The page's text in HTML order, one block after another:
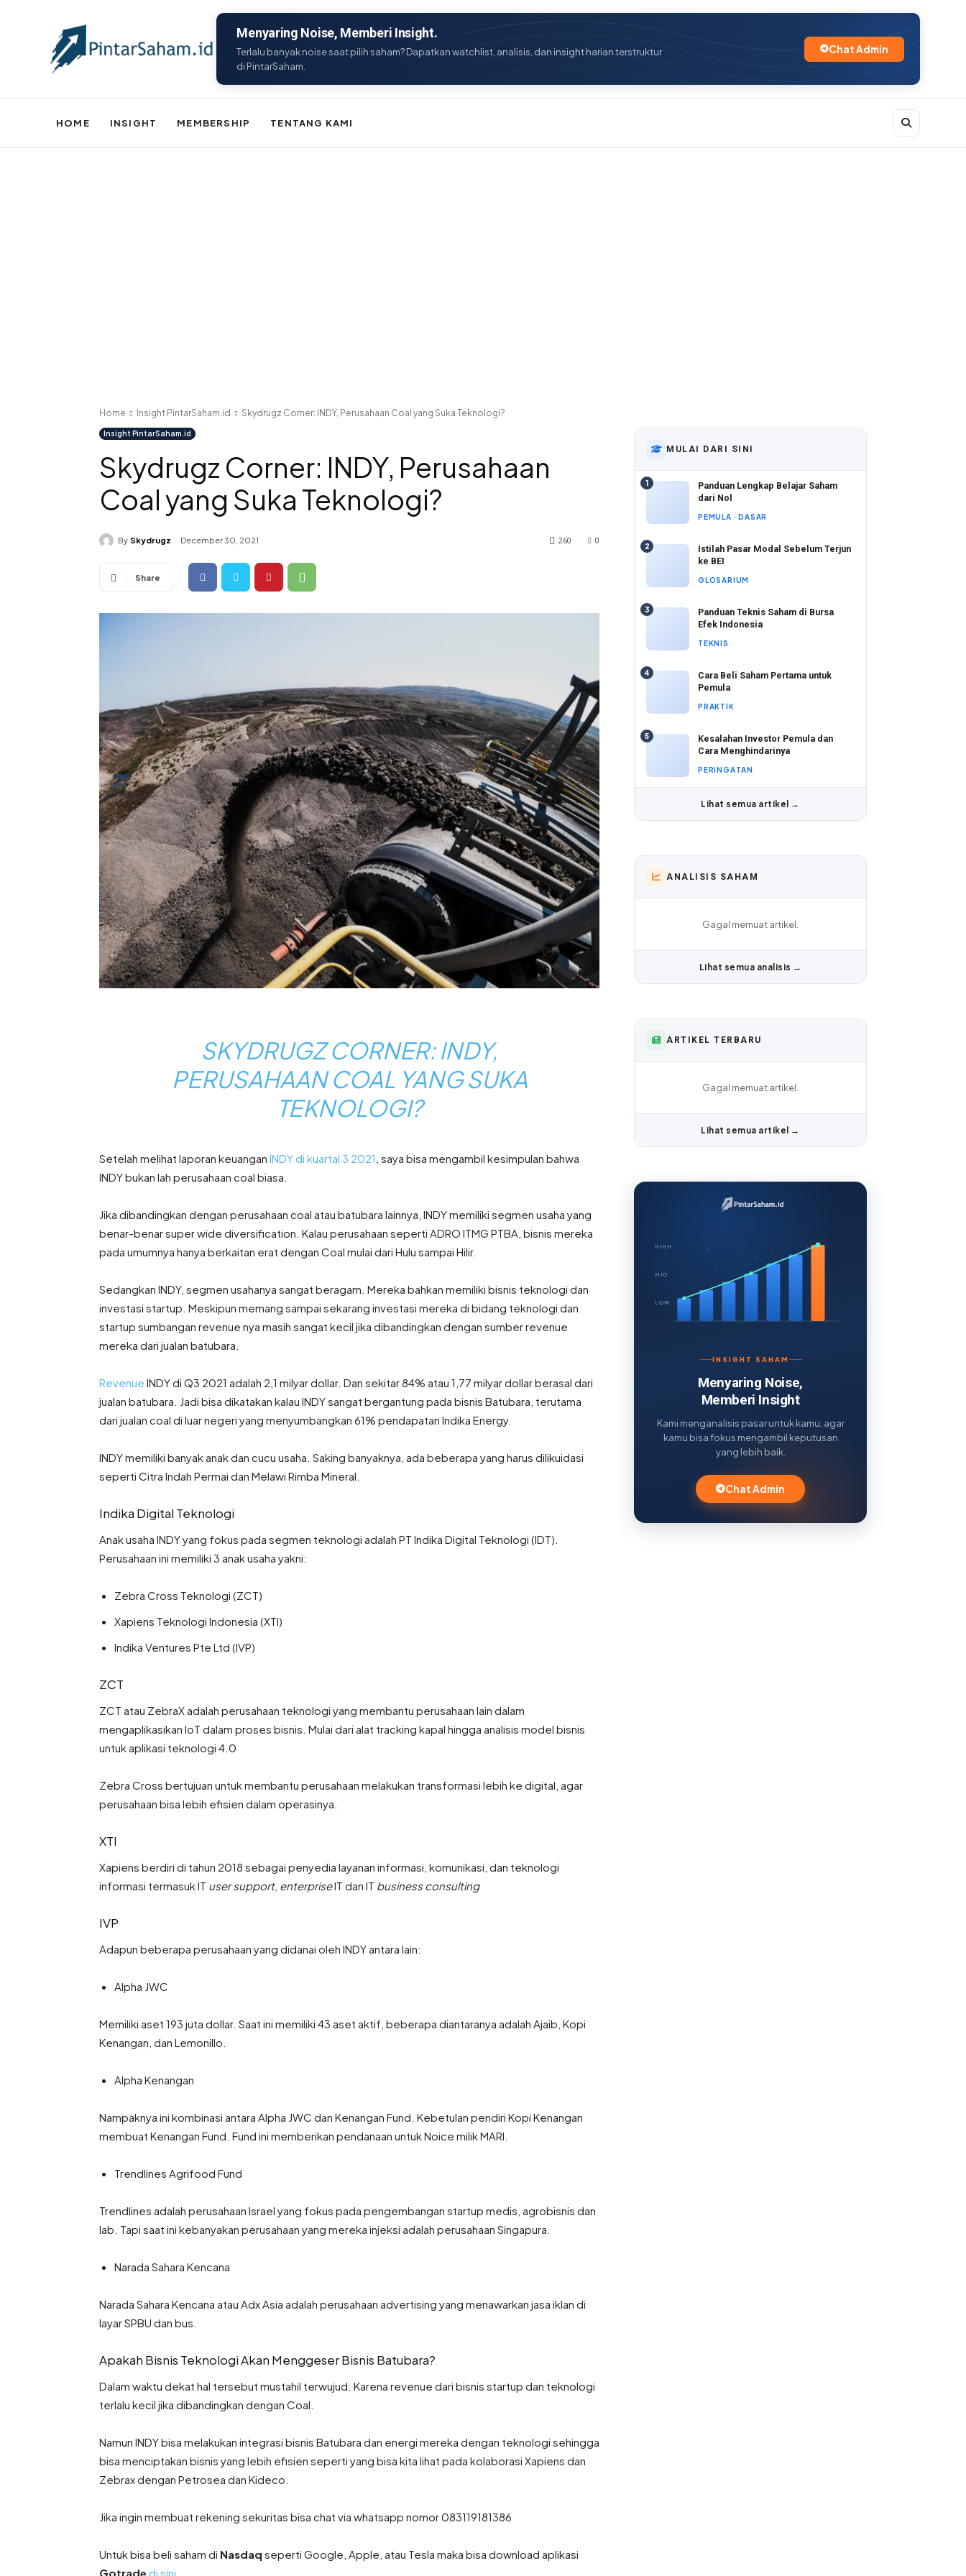
Menyaring Noise, Memberi Insight.
Terlalu banyak noise saat pilih saham? Dapatkan watchlist, analisis, dan insight harian terstruktur
di PintarSaham.
Chat Admin
HOME INSIGHT MEMBERSHIP TENTANG KAMI
Home Insight PintarSaham.id Skydrugz Corner: INDY, Perusahaan Coal yang Suka Teknologi?
Insight PintarSaham.id
Skydrugz Corner: INDY, Perusahaan
Coal yang Suka Teknologi?
By Skydrugz December 30, 2021 0
260
Share
SKYDRUGZ CORNER: INDY,
PERUSAHAAN COAL YANG SUKA
TEKNOLOGI?
Setelah melihat laporan keuangan INDY di kuartal 3 2021 , saya bisa mengambil kesimpulan bahwa
INDY bukan lah perusahaan coal biasa.
Jika dibandingkan dengan perusahaan coal atau batubara lainnya, INDY memiliki segmen usaha yang
benar-benar super wide diversification. Kalau perusahaan seperti ADRO ITMG PTBA, bisnis mereka
pada umumnya hanya berkaitan erat dengan Coal mulai dari Hulu sampai Hilir.
Sedangkan INDY, segmen usahanya sangat beragam. Mereka bahkan memiliki bisnis teknologi dan
investasi startup. Meskipun memang sampai sekarang investasi mereka di bidang teknologi dan
startup sumbangan revenue nya masih sangat kecil jika dibandingkan dengan sumber revenue
mereka dari jualan batubara.
Revenue INDY di Q3 2021 adalah 2,1 milyar dollar. Dan sekitar 84% atau 1,77 milyar dollar berasal dari
jualan batubara. Jadi bisa dikatakan kalau INDY sangat bergantung pada bisnis Batubara, terutama
dari jualan coal di luar negeri yang menyumbangkan 61% pendapatan Indika Energy.
INDY memiliki banyak anak dan cucu usaha. Saking banyaknya, ada beberapa yang harus dilikuidasi
seperti Citra Indah Permai dan Melawi Rimba Mineral.
Indika Digital Teknologi
Anak usaha INDY yang fokus pada segmen teknologi adalah PT Indika Digital Teknologi (IDT).
Perusahaan ini memiliki 3 anak usaha yakni:
Zebra Cross Teknologi (ZCT)
Xapiens Teknologi Indonesia (XTI)
Indika Ventures Pte Ltd (IVP)
ZCT
ZCT atau ZebraX adalah perusahaan teknologi yang membantu perusahaan lain dalam
mengaplikasikan IoT dalam proses bisnis. Mulai dari alat tracking kapal hingga analisis model bisnis
untuk aplikasi teknologi 4.0
Zebra Cross bertujuan untuk membantu perusahaan melakukan transformasi lebih ke digital, agar
perusahaan bisa lebih efisien dalam operasinya.
XTI
Xapiens berdiri di tahun 2018 sebagai penyedia layanan informasi, komunikasi, dan teknologi
informasi termasuk IT user support, enterpriseIT dan IT business consulting
IVP
Adapun beberapa perusahaan yang didanai oleh INDY antara lain:
Alpha JWC
Memiliki aset 193 juta dollar. Saat ini memiliki 43 aset aktif, beberapa diantaranya adalah Ajaib, Kopi
Kenangan, dan Lemonillo.
Alpha Kenangan
Nampaknya ini kombinasi antara Alpha JWC dan Kenangan Fund. Kebetulan pendiri Kopi Kenangan
membuat Kenangan Fund. Fund ini memberikan pendanaan untuk Noice milik MARI.
Trendlines Agrifood Fund
Trendlines adalah perusahaan Israel yang fokus pada pengembangan startup medis, agrobisnis dan
lab. Tapi saat ini kebanyakan perusahaan yang mereka injeksi adalah perusahaan Singapura.
Narada Sahara Kencana
Narada Sahara Kencana atau Adx Asia adalah perusahaan advertising yang menawarkan jasa iklan di
layar SPBU dan bus.
Apakah Bisnis Teknologi Akan Menggeser Bisnis Batubara?
Dalam waktu dekat hal tersebut mustahil terwujud. Karena revenue dari bisnis startup dan teknologi
terlalu kecil jika dibandingkan dengan Coal.
Namun INDY bisa melakukan integrasi bisnis Batubara dan energi mereka dengan teknologi sehingga
bisa menciptakan bisnis yang lebih efisien seperti yang bisa kita lihat pada kolaborasi Xapiens dan
Zebrax dengan Petrosea dan Kideco.
Jika ingin membuat rekening sekuritas bisa chat via whatsapp nomor 083119181386
Untuk bisa beli saham di Nasdaq seperti Google, Apple, atau Tesla maka bisa download aplikasi
Gotrade di sini
MULAI DARI SINI
1
Panduan Lengkap Belajar Saham
dari Nol
PEMULA · DASAR
2
Istilah Pasar Modal Sebelum Terjun
ke BEI
GLOSARIUM
3
Panduan Teknis Saham di Bursa
Efek Indonesia
TEKNIS
4
Cara Beli Saham Pertama untuk
Pemula
PRAKTIK
5
Kesalahan Investor Pemula dan
Cara Menghindarinya
PERINGATAN
Lihat semua artikel →
ANALISIS SAHAM
Gagal memuat artikel.
Lihat semua analisis →
ARTIKEL TERBARU
Gagal memuat artikel.
Lihat semua artikel →
HIGH
MID
LOW
INSIGHT SAHAM
Menyaring Noise,
Memberi Insight
Kami menganalisis pasar untuk kamu, agar
kamu bisa fokus mengambil keputusan
yang lebih baik.
Chat Admin